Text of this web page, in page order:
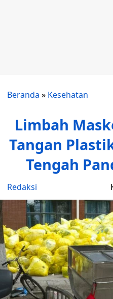
Beranda » Kesehatan
Limbah
Tangan
Tengah
Redaksi